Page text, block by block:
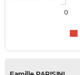
0